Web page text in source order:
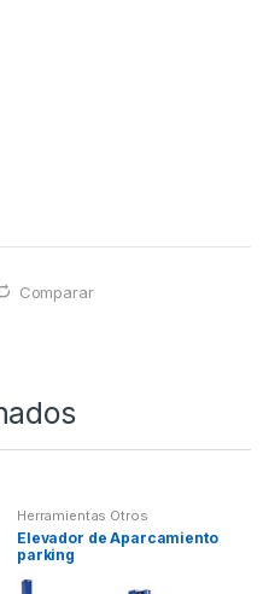
Comparar
Herramientas Otros
Elevador de Aparcamiento
parking